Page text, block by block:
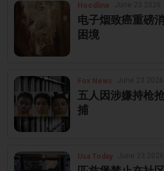
Hoodline
电子烟致癌重磅
困境
Fox News
五人因涉嫌持枪
捕
Usa Today